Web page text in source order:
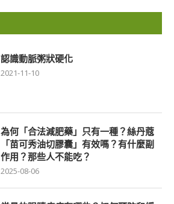
認識動脈粥狀硬化
2021-11-10
為何「合法減肥藥」只有一種？絲丹蔻
「苗可秀油切膠囊」有效嗎？有什麼副
作用？那些人不能吃？
2025-08-06